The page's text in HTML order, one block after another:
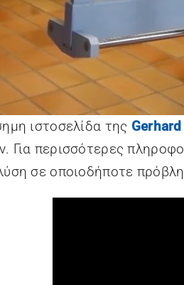
ιστοσελίδα της
Για περισσότερες
σε οποιοδήποτε